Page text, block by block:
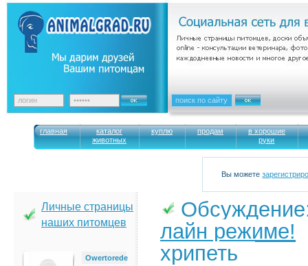
главная
каталог
животных
куплю продам
в хорошие
руки
Вы можете
Личные страницы
наших питомцев
Owertorede
лайн режиме!
хрипеть